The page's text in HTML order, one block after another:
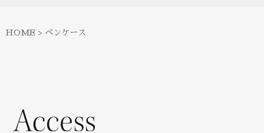
HOME > ペンケース